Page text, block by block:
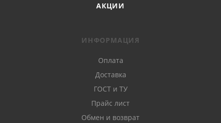
АКЦИИ
ИНФОРМАЦИЯ
Оплата
Доставка
ГОСТ и ТУ
Прайс лист
Обмен и возврат